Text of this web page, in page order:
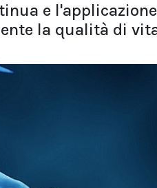
e
la qualità di